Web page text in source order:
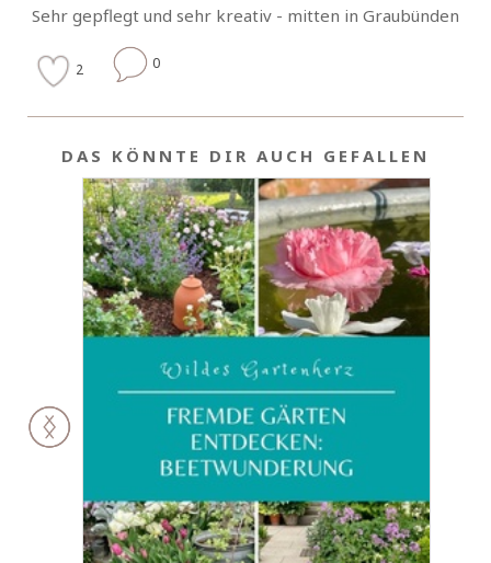
Sehr gepflegt und sehr kreativ - mitten in Graubünden
2 0
DAS KÖNNTE DIR AUCH GEFALLEN